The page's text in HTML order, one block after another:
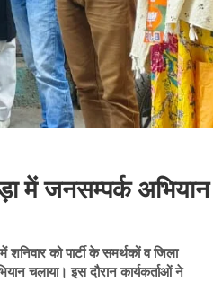
में जनसम्पर्क अभियान
को पार्टी के समर्थकों व जिला
चलाया। इस दौरान कार्यकर्ताओं ने